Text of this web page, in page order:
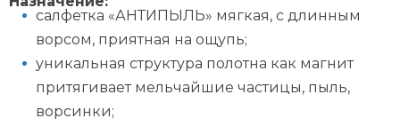
салфетка «АНТИПЫЛЬ» мягкая, с длинным
ворсом, приятная на ощупь;
уникальная структура полотна как магнит
притягивает мельчайшие частицы, пыль,
ворсинки;